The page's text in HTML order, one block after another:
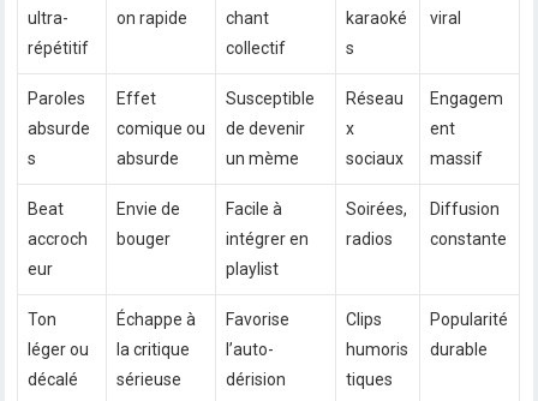
ultra-
répétitif
on rapide
chant
collectif
karaoké
s
viral
Paroles
absurde
s
Effet
comique ou
absurde
Susceptible
de devenir
un mème
Réseau
x
sociaux
Engagem
ent
massif
Beat
accroch
eur
Envie de
bouger
Facile à
intégrer en
playlist
Soirées,
radios
Diffusion
constante
Ton
léger ou
décalé
Échappe à
la critique
sérieuse
Favorise
l’auto-
dérision
Clips
humoris
tiques
Popularité
durable